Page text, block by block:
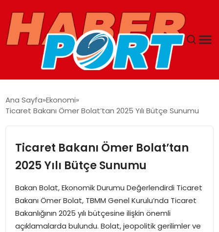
YAŞAM
SAĞLIK
MAGAZIN
Ana Sayfa Ekonomi
Ticaret Bakanı Ömer Bolat’tan 2025 Yılı Bütçe Sunumu
Ticaret Bakanı Ömer Bolat’tan
2025 Yılı Bütçe Sunumu
Bakan Bolat, Ekonomik Durumu Değerlendirdi Ticaret
Bakanı Ömer Bolat, TBMM Genel Kurulu’nda Ticaret
Bakanlığının 2025 yılı bütçesine ilişkin önemli
açıklamalarda bulundu. Bolat, jeopolitik gerilimler ve